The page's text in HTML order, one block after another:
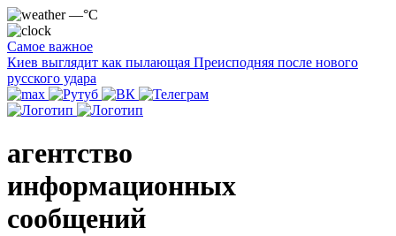
—°C
Самое важное
Киев выглядит как пылающая Преисподняя после нового
русского удара
агентство
информационных
сообщений